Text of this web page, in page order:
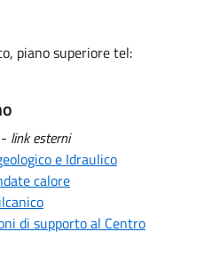
piano superiore tel:
link esterni
e Idraulico
calore
di supporto al Centro